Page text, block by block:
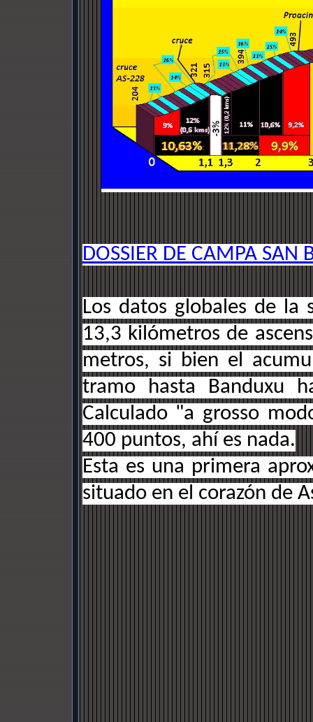
DOSSIER DE CAMPA SAN
Los datos globales de la
13,3 kilómetros de
metros, si bien el
tramo hasta Banduxu
Calculado "a grosso
400 puntos, ahí es nada.
Esta es una primera
situado en el corazón de